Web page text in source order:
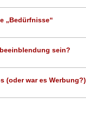
„Bedürfnisse“
sein?
(oder war es Werbung?)